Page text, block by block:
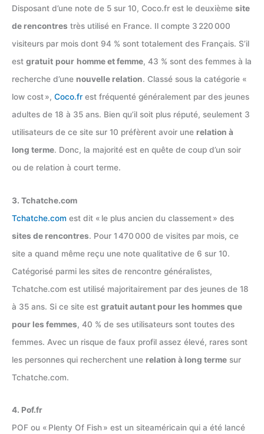
Disposant d’une note de 5 sur 10, Coco.fr est le deuxième site
de rencontres très utilisé en France. Il compte 3 220 000
visiteurs par mois dont 94 % sont totalement des Français. S’il
est gratuit pour homme et femme, 43 % sont des femmes à la
recherche d’une nouvelle relation. Classé sous la catégorie «
low cost », Coco.fr est fréquenté généralement par des jeunes
adultes de 18 à 35 ans. Bien qu’il soit plus réputé, seulement 3
utilisateurs de ce site sur 10 préfèrent avoir une relation à
long terme. Donc, la majorité est en quête de coup d’un soir
ou de relation à court terme.
3. Tchatche.com
Tchatche.com est dit « le plus ancien du classement » des
sites de rencontres. Pour 1 470 000 de visites par mois, ce
site a quand même reçu une note qualitative de 6 sur 10.
Catégorisé parmi les sites de rencontre généralistes,
Tchatche.com est utilisé majoritairement par des jeunes de 18
à 35 ans. Si ce site est gratuit autant pour les hommes que
pour les femmes, 40 % de ses utilisateurs sont toutes des
femmes. Avec un risque de faux profil assez élevé, rares sont
les personnes qui recherchent une relation à long terme sur
Tchatche.com.
4. Pof.fr
POF ou « Plenty Of Fish » est un siteaméricain qui a été lancé